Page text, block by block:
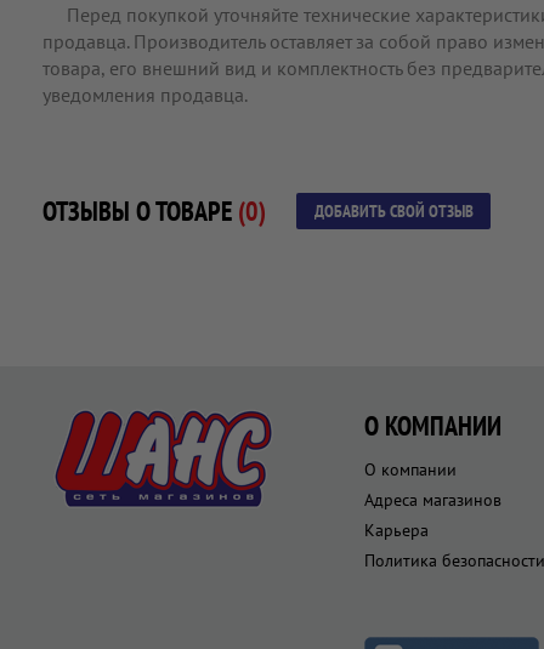
Перед покупкой уточняйте технические
продавца. Производитель оставляет за собой право
товара, его внешний вид и комплектность без
уведомления продавца.
ОТЗЫВЫ О ТОВАРЕ (0) ДОБАВИТЬ СВОЙ ОТЗЫВ
О КОМПАНИИ
О компании
Адреса магазинов
Карьера
Политика безопасности